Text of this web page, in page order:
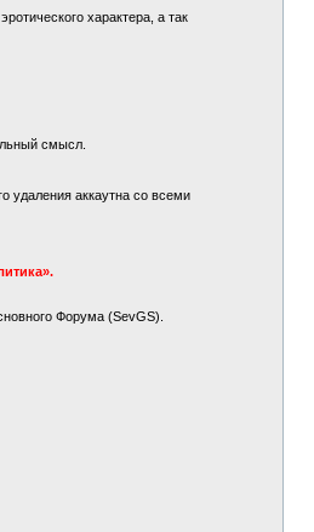
характера, а так
смысл.
удаления аккаутна со всеми
Форума (SevGS).